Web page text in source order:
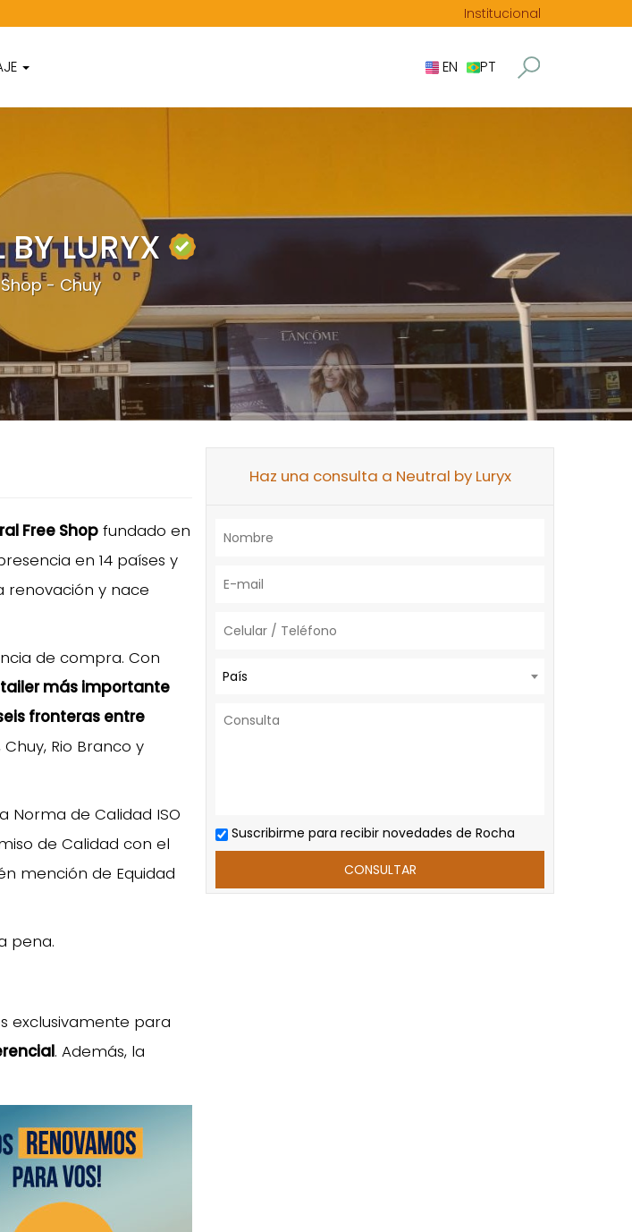
Institucional
EN PT
BY LURYX
- Chuy
Free Shop fundado en
en 14 países y
renovación y nace
de compra. Con
más importante
fronteras entre
Rio Branco y
Norma de Calidad ISO
de Calidad con el
mención de Equidad
pena.
exclusivamente para
. Además, la
Haz una consulta a Neutral by Luryx
País
Suscribirme para recibir novedades de Rocha